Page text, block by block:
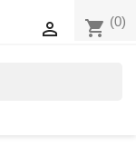
shopping_cart (0)
